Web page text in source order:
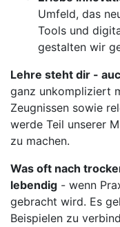
Umfeld, das
Tools und
gestalten wir
Lehre steht dir -
ganz unkompliziert
Zeugnissen sowie
werde Teil unserer
zu machen.
Was oft nach
lebendig - wenn
gebracht wird. Es
Beispielen zu